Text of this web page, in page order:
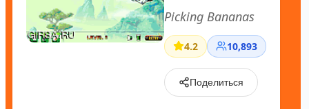
Picking Bananas
4.2 10,893
Поделиться